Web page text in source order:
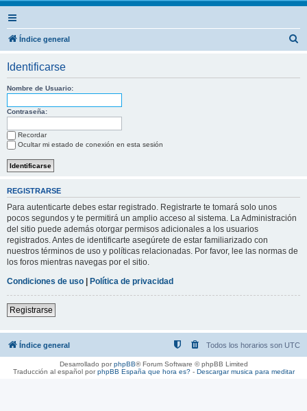
Índice general
Identificarse
Nombre de Usuario:
Contraseña:
Recordar
Ocultar mi estado de conexión en esta sesión
REGISTRARSE
Para autenticarte debes estar registrado. Registrarte te tomará solo unos
pocos segundos y te permitirá un amplio acceso al sistema. La Administración
del sitio puede además otorgar permisos adicionales a los usuarios
registrados. Antes de identificarte asegúrete de estar familiarizado con
nuestros términos de uso y políticas relacionadas. Por favor, lee las normas de
los foros mientras navegas por el sitio.
Condiciones de uso | Política de privacidad
Registrarse
Índice general Todos los horarios son UTC
Desarrollado porphpBB® Forum Software © phpBB Limited
Traducción al español porphpBB España que hora es?- Descargar musica para meditar